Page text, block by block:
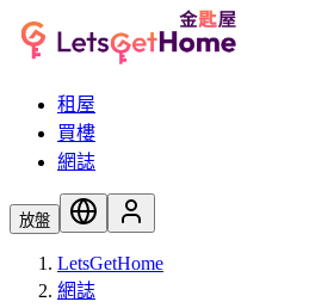
租屋
買樓
網誌
放盤
LetsGetHome
網誌